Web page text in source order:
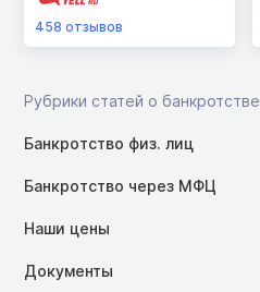
458 отзывов
Рубрики статей о банкротстве
Банкротство физ. лиц
Банкротство через МФЦ
Наши цены
Документы